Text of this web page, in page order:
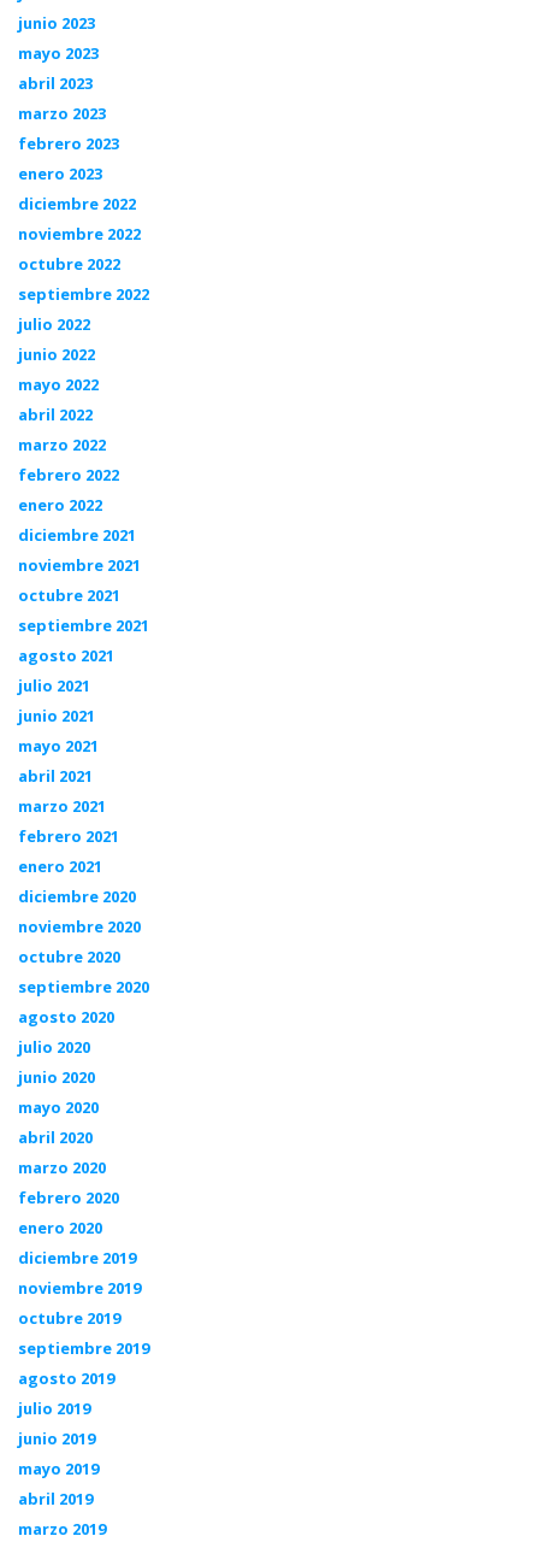
junio 2023
mayo 2023
abril 2023
marzo 2023
febrero 2023
enero 2023
diciembre 2022
noviembre 2022
octubre 2022
septiembre 2022
julio 2022
junio 2022
mayo 2022
abril 2022
marzo 2022
febrero 2022
enero 2022
diciembre 2021
noviembre 2021
octubre 2021
septiembre 2021
agosto 2021
julio 2021
junio 2021
mayo 2021
abril 2021
marzo 2021
febrero 2021
enero 2021
diciembre 2020
noviembre 2020
octubre 2020
septiembre 2020
agosto 2020
julio 2020
junio 2020
mayo 2020
abril 2020
marzo 2020
febrero 2020
enero 2020
diciembre 2019
noviembre 2019
octubre 2019
septiembre 2019
agosto 2019
julio 2019
junio 2019
mayo 2019
abril 2019
marzo 2019